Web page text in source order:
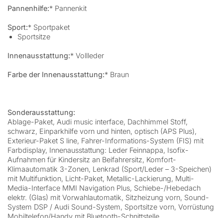
Pannenhilfe:* Pannenkit
Sport:* Sportpaket
Sportsitze
Innenausstattung:* Vollleder
Farbe der Innenausstattung:* Braun
Sonderausstattung:
Ablage-Paket, Audi music interface, Dachhimmel Stoff,
schwarz, Einparkhilfe vorn und hinten, optisch (APS Plus),
Exterieur-Paket S line, Fahrer-Informations-System (FIS) mit
Farbdisplay, Innenausstattung: Leder Feinnappa, Isofix-
Aufnahmen für Kindersitz an Beifahrersitz, Komfort-
Klimaautomatik 3-Zonen, Lenkrad (Sport/Leder – 3-Speichen)
mit Multifunktion, Licht-Paket, Metallic-Lackierung, Multi-
Media-Interface MMI Navigation Plus, Schiebe-/Hebedach
elektr. (Glas) mit Vorwahlautomatik, Sitzheizung vorn, Sound-
System DSP / Audi Sound-System, Sportsitze vorn, Vorrüstung
Mobiltelefon/Handy mit Bluetooth-Schnittstelle